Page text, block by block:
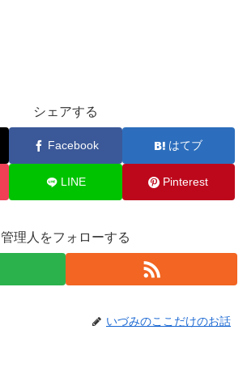
シェアする
Facebook はてブ
LINE Pinterest
管理人をフォローする
いづみのここだけのお話